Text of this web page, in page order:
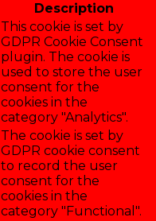
Description
This cookie is set by
GDPR Cookie Consent
plugin. The cookie is
used to store the user
consent for the
cookies in the
category "Analytics".
The cookie is set by
GDPR cookie consent
to record the user
consent for the
cookies in the
category "Functional".